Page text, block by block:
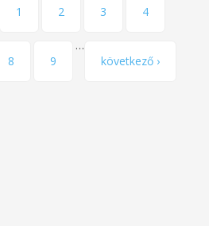
1 2 3 4
8 9
…
következő ›